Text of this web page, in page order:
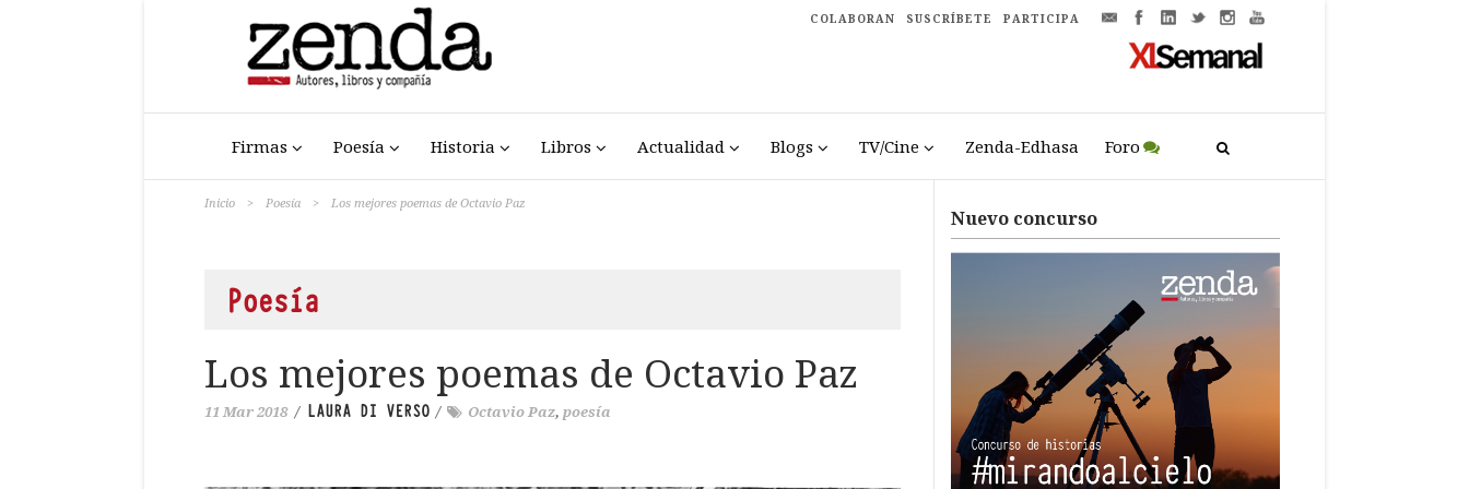
COLABORAN SUSCRÍBETE PARTICIPA
Firmas Poesía Historia Libros Actualidad Blogs TV/Cine Zenda-Edhasa Foro
Inicio > Poesía > Los mejores poemas de Octavio Paz
Poesía
Los mejores poemas de Octavio Paz
11 Mar 2018 / LAURA DI VERSO / Octavio Paz, poesía
Nuevo concurso